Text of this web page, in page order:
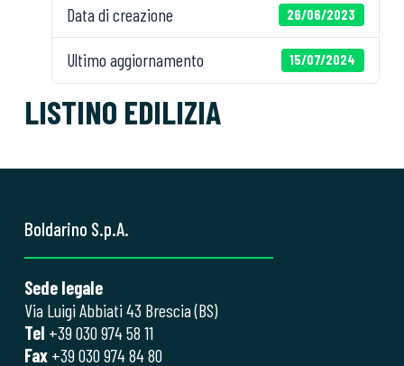
Data di creazione 26/06/2023
Ultimo aggiornamento 15/07/2024
LISTINO EDILIZIA
Boldarino S.p.A.
Sede legale
Via Luigi Abbiati 43 Brescia (BS)
Tel +39 030 974 58 11
Fax+39 030 974 84 80